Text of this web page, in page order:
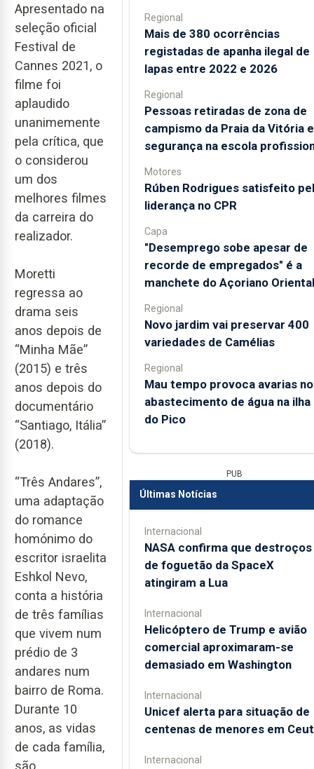
Apresentado na
seleção oficial
Festival de
Cannes 2021, o
filme foi
aplaudido
unanimemente
pela crítica, que
o considerou
um dos
melhores filmes
da carreira do
realizador.
Moretti
regressa ao
drama seis
anos depois de
“Minha Mãe”
(2015) e três
anos depois do
documentário
“Santiago, Itália”
(2018).
“Três Andares”,
uma adaptação
do romance
homónimo do
escritor israelita
Eshkol Nevo,
conta a história
de três famílias
que vivem num
prédio de 3
andares num
bairro de Roma.
Durante 10
anos, as vidas
de cada família,
são
Regional
Mais de 380 ocorrências
registadas de apanha ilegal de
lapas entre 2022 e 2026
Regional
Pessoas retiradas de zona de
campismo da Praia da Vitória
segurança na escola
Motores
Rúben Rodrigues satisfeito
liderança no CPR
Capa
"Desemprego sobe apesar de
recorde de empregados" é a
manchete do Açoriano Oriental
Regional
Novo jardim vai preservar 400
variedades de Camélias
Regional
Mau tempo provoca avarias no
abastecimento de água na ilha
do Pico
PUB
Últimas Notícias
Internacional
NASA confirma que destroços
de foguetão da SpaceX
atingiram a Lua
Internacional
Helicóptero de Trump e avião
comercial aproximaram-se
demasiado em Washington
Internacional
Unicef alerta para situação de
centenas de menores em
Internacional